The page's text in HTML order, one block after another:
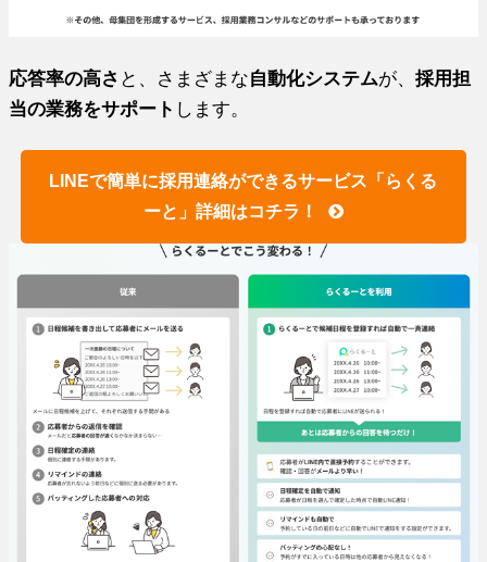
応答率の高さ と、さまざまな自動化システムが、採用担
当の業務をサポート します。
LINEで簡単に採用連絡ができるサービス「らくる
ーと」詳細はコチラ！